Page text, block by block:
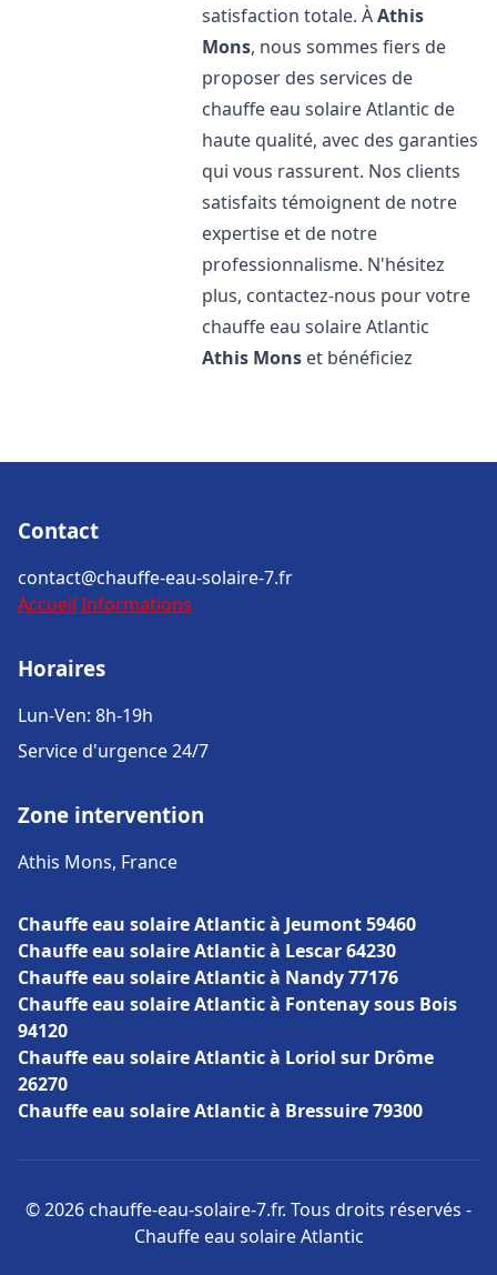
satisfaction totale. ÀAthis
Mons, nous sommes fiers de
proposer des services de
chauffe eau solaire Atlantic de
haute qualité, avec des garanties
qui vous rassurent. Nos clients
satisfaits témoignent de notre
expertise et de notre
professionnalisme. N'hésitez
plus, contactez-nous pour votre
chauffe eau solaire Atlantic
Athis Mons et bénéficiez
Contact
contact@chauffe-eau-solaire-7.fr
Accueil Informations
Horaires
Lun-Ven: 8h-19h
Service d'urgence 24/7
Zone intervention
Athis Mons, France
Chauffe eau solaire Atlantic à Jeumont 59460
Chauffe eau solaire Atlantic à Lescar 64230
Chauffe eau solaire Atlantic à Nandy 77176
Chauffe eau solaire Atlantic à Fontenay sous Bois
94120
Chauffe eau solaire Atlantic à Loriol sur Drôme
26270
Chauffe eau solaire Atlantic à Bressuire 79300
© 2026 chauffe-eau-solaire-7.fr. Tous droits réservés -
Chauffe eau solaire Atlantic